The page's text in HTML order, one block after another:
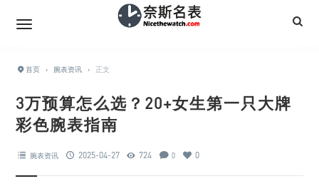
首页 › 腕表资讯 › 正文
3万预算怎么选？20+女生第一只大牌
彩色腕表指南
腕表资讯 2025-04-27 724 0 0